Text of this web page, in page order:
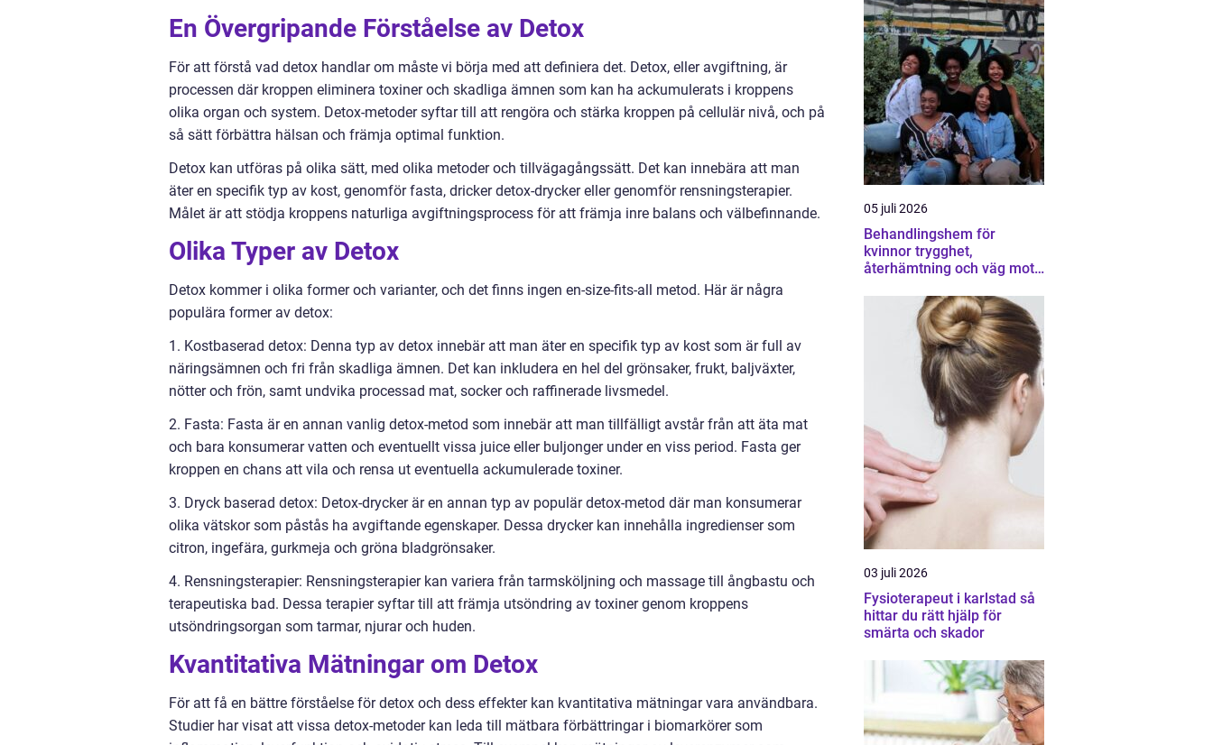
En Övergripande Förståelse av Detox
För att förstå vad detox handlar om måste vi börja med att definiera det. Detox, eller avgiftning, är
processen där kroppen eliminera toxiner och skadliga ämnen som kan ha ackumulerats i kroppens
olika organ och system. Detox-metoder syftar till att rengöra och stärka kroppen på cellulär nivå, och på
så sätt förbättra hälsan och främja optimal funktion.
Detox kan utföras på olika sätt, med olika metoder och tillvägagångssätt. Det kan innebära att man
äter en specifik typ av kost, genomför fasta, dricker detox-drycker eller genomför rensningsterapier.
Målet är att stödja kroppens naturliga avgiftningsprocess för att främja inre balans och välbefinnande.
Olika Typer av Detox
Detox kommer i olika former och varianter, och det finns ingen en-size-fits-all metod. Här är några
populära former av detox:
1. Kostbaserad detox: Denna typ av detox innebär att man äter en specifik typ av kost som är full av
näringsämnen och fri från skadliga ämnen. Det kan inkludera en hel del grönsaker, frukt, baljväxter,
nötter och frön, samt undvika processad mat, socker och raffinerade livsmedel.
2. Fasta: Fasta är en annan vanlig detox-metod som innebär att man tillfälligt avstår från att äta mat
och bara konsumerar vatten och eventuellt vissa juice eller buljonger under en viss period. Fasta ger
kroppen en chans att vila och rensa ut eventuella ackumulerade toxiner.
3. Dryck baserad detox: Detox-drycker är en annan typ av populär detox-metod där man konsumerar
olika vätskor som påstås ha avgiftande egenskaper. Dessa drycker kan innehålla ingredienser som
citron, ingefära, gurkmeja och gröna bladgrönsaker.
4. Rensningsterapier: Rensningsterapier kan variera från tarmsköljning och massage till ångbastu och
terapeutiska bad. Dessa terapier syftar till att främja utsöndring av toxiner genom kroppens
utsöndringsorgan som tarmar, njurar och huden.
Kvantitativa Mätningar om Detox
För att få en bättre förståelse för detox och dess effekter kan kvantitativa mätningar vara användbara.
Studier har visat att vissa detox-metoder kan leda till mätbara förbättringar i biomarkörer som
05 juli 2026
Behandlingshem för
kvinnor trygghet,
återhämtning och väg mot
03 juli 2026
Fysioterapeut i karlstad så
hittar du rätt hjälp för
smärta och skador